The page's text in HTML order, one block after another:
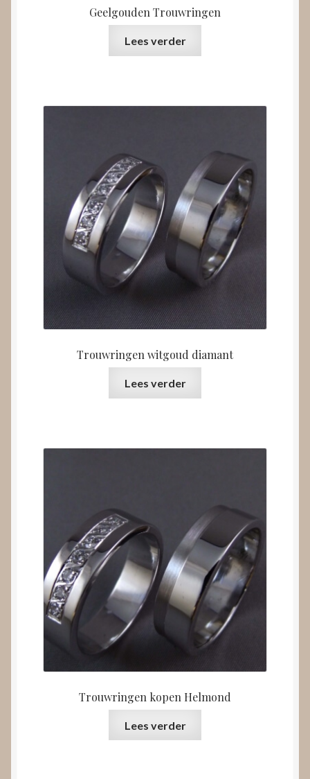
Geelgouden Trouwringen
Lees verder
Trouwringen witgoud diamant
Lees verder
Trouwringen kopen Helmond
Lees verder